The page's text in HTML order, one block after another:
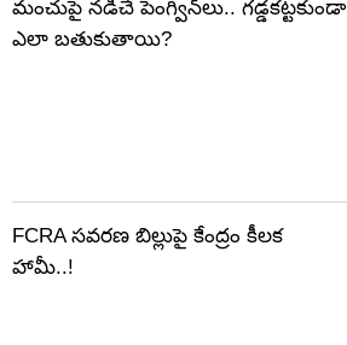
మంచుపై నడిచే పెంగ్విన్‌లు.. గడ్డకట్టకుండా
ఎలా బతుకుతాయి?
FCRA సవరణ బిల్లుపై కేంద్రం కీలక
హామీ..!